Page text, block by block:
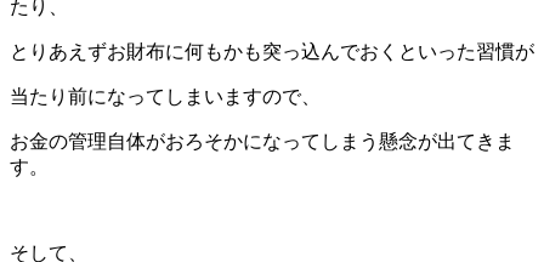
たり、
とりあえずお財布に何もかも突っ込んでおくといった習慣が
当たり前になってしまいますので、
お金の管理自体がおろそかになってしまう懸念が出てきま
す。
そして、